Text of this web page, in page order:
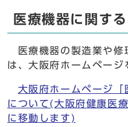
医療機器に関す
医療機器の製造業や修
は、大阪府ホームページ
大阪府ホームページ「
について(大阪府健康医
に移動します)